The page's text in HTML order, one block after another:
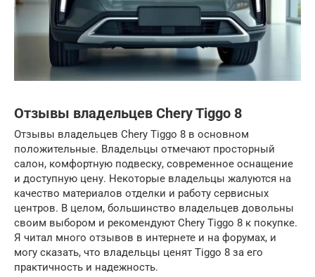
Отзывы владельцев Chery Tiggo 8
Отзывы владельцев Chery Tiggo 8 в основном
положительные. Владельцы отмечают просторный
салон, комфортную подвеску, современное оснащение
и доступную цену. Некоторые владельцы жалуются на
качество материалов отделки и работу сервисных
центров. В целом, большинство владельцев довольны
своим выбором и рекомендуют Chery Tiggo 8 к покупке.
Я читал много отзывов в интернете и на форумах, и
могу сказать, что владельцы ценят Tiggo 8 за его
практичность и надежность.